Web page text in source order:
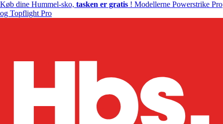
Køb dine Hummel-sko, tasken er gratis ! Modellerne Powerstrike Pro
og Topflight Pro